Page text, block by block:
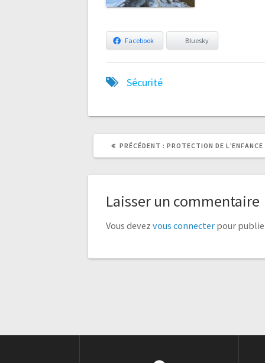
Facebook Bluesky
Sécurité
PRÉCÉDENT :
ARTICLE
PRÉCÉDENT
PROTECTION DE L’ENFANCE
ARTICLE
SUIVANT
Laisser un commentaire
Vous devezvous connecter pour